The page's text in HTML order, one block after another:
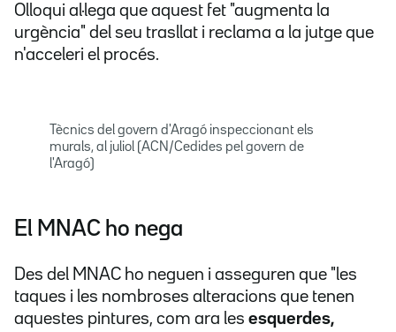
Olloqui al·lega que aquest fet "augmenta la
urgència" del seu trasllat i reclama a la jutge que
n'acceleri el procés.
Tècnics del govern d'Aragó inspeccionant els
murals, al juliol (ACN/Cedides pel govern de
l'Aragó)
El MNAC ho nega
Des del MNAC ho neguen i asseguren que "les
taques i les nombroses alteracions que tenen
aquestes pintures, com ara les esquerdes,